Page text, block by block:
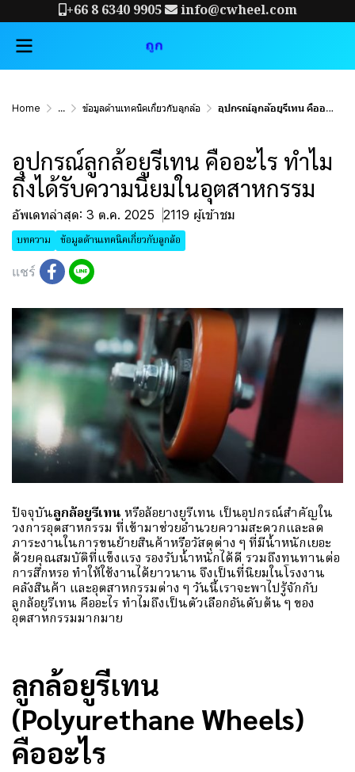
+66 8 6340 9905 info@cwheel.com
Home ... ข้อมูลด้านเทคนิคเกี่ยวกับลูกล้อ อุปกรณ์ลูกล้อยูรีเทน คืออะไร ทำไมถึงได้รับความนิยมในอุตสาหกรรม
อุปกรณ์ลูกล้อยูรีเทน คืออะไร ทำไม
ถึงได้รับความนิยมในอุตสาหกรรม
อัพเดทล่าสุด: 3 ต.ค. 2025 2119 ผู้เข้าชม
บทความ ข้อมูลด้านเทคนิคเกี่ยวกับลูกล้อ
แชร์
ปัจจุบันลูกล้อยูรีเทนหรือล้อยางยูรีเทน เป็นอุปกรณ์สำคัญใน
วงการอุตสาหกรรม ที่เข้ามาช่วยอำนวยความสะดวกและลด
ภาระงานในการขนย้ายสินค้าหรือวัสดุต่าง ๆ ที่มีน้ำหนักเยอะ
ด้วยคุณสมบัติที่แข็งแรง รองรับน้ำหนักได้ดี รวมถึงทนทานต่อ
การสึกหรอ ทำให้ใช้งานได้ยาวนาน จึงเป็นที่นิยมในโรงงาน
คลังสินค้า และอุตสาหกรรมต่าง ๆ วันนี้เราจะพาไปรู้จักกับ
ลูกล้อยูรีเทน คืออะไร ทำไมถึงเป็นตัวเลือกอันดับต้น ๆ ของ
อุตสาหกรรมมากมาย
ลูกล้อยูรีเทน
(Polyurethane Wheels)
คืออะไร